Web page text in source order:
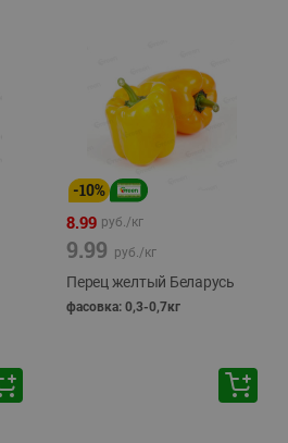
-10%
8.99 руб./кг
9.99 руб./кг
Перец желтый Беларусь
фасовка: 0,3-0,7кг